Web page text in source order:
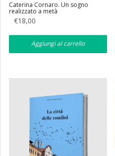
Caterina Cornaro. Un sogno
realizzato a metà
€18,00
Aggiungi al carrello